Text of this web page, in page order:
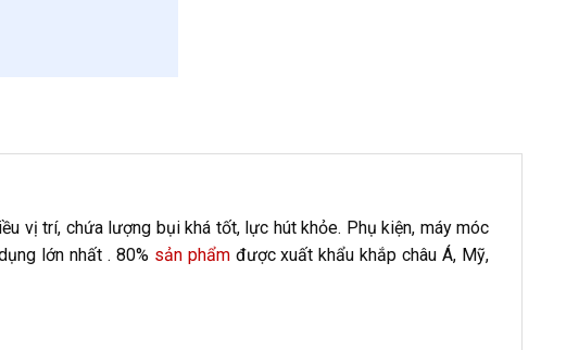
vị trí, chứa lượng bụi khá tốt, lực hút khỏe. Phụ kiện, máy móc
lớn nhất . 80% sản phẩmđược xuất khẩu khắp châu Á, Mỹ,